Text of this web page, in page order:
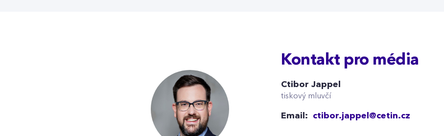
Kontakt pro média
Ctibor Jappel
tiskový mluvčí
Email: ctibor.jappel@cetin.cz